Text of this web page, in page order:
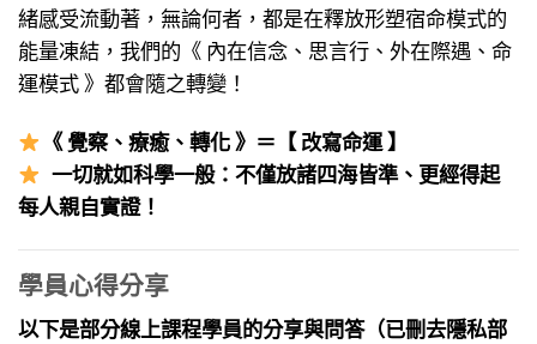
緒感受流動著，無論何者，都是在釋放形塑宿命模式的
能量凍結，我們的《 內在信念、思言行、外在際遇、命
運模式 》都會隨之轉變！
《 覺察、療癒、轉化 》＝【 改寫命運 】
一切就如科學一般：不僅放諸四海皆準、更經得起
每人親自實證！
學員心得分享
以下是部分線上課程學員的分享與問答（已刪去隱私部